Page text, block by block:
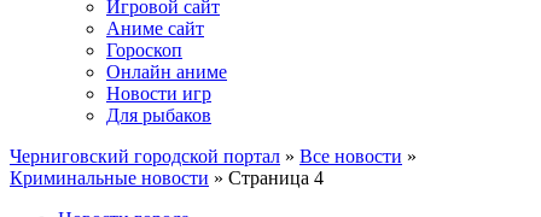
Игровой сайт
Аниме сайт
Гороскоп
Онлайн аниме
Новости игр
Для рыбаков
Черниговский городской портал » Все новости »
Криминальные новости » Страница 4